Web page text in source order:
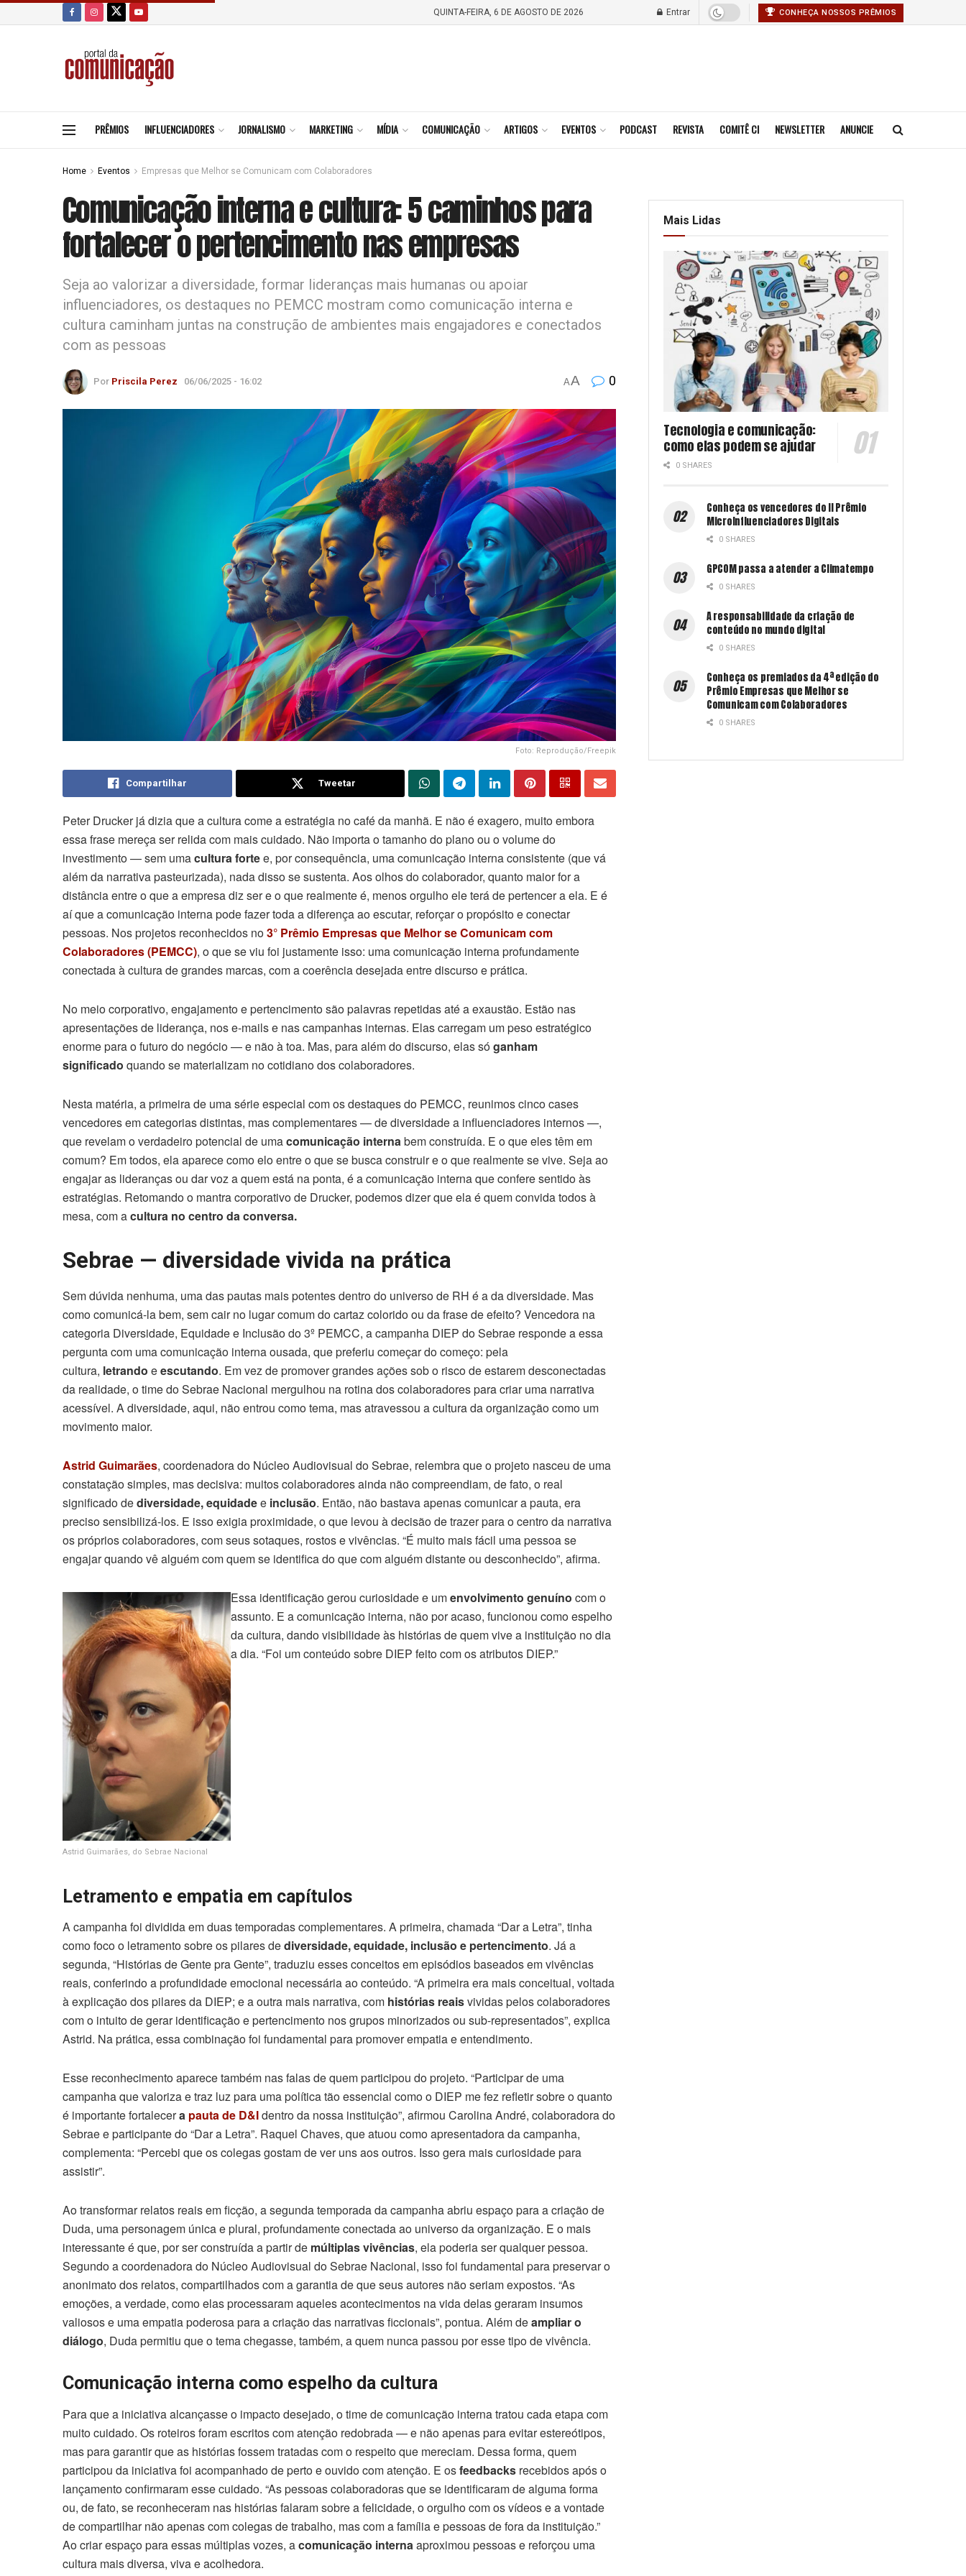
QUINTA-FEIRA, 6 DE AGOSTO DE 2026 Entrar CONHEÇA NOSSOS PRÊMIOS
PRÊMIOS INFLUENCIADORES JORNALISMO MARKETING MÍDIA COMUNICAÇÃO ARTIGOS EVENTOS PODCAST REVISTA COMITÊ CI NEWSLETTER ANUNCIE
Home Eventos Empresas que Melhor se Comunicam com Colaboradores
Comunicação interna e cultura: 5 caminhos para
fortalecer o pertencimento nas empresas
Seja ao valorizar a diversidade, formar lideranças mais humanas ou apoiar
influenciadores, os destaques no PEMCC mostram como comunicação interna e
cultura caminham juntas na construção de ambientes mais engajadores e conectados
com as pessoas
Por Priscila Perez 06/06/2025 - 16:02 AA 0
Foto: Reprodução/Freepik
Compartilhar Tweetar
Peter Drucker já dizia que a cultura come a estratégia no café da manhã. E não é exagero, muito embora
essa frase mereça ser relida com mais cuidado. Não importa o tamanho do plano ou o volume do
investimento — sem umacultura fortee, por consequência, uma comunicação interna consistente (que vá
além da narrativa pasteurizada), nada disso se sustenta. Aos olhos do colaborador, quanto maior for a
distância entre o que a empresa diz ser e o que realmente é, menos orgulho ele terá de pertencer a ela. E é
aí que a comunicação interna pode fazer toda a diferença ao escutar, reforçar o propósito e conectar
pessoas. Nos projetos reconhecidos no3° Prêmio Empresas que Melhor se Comunicam com
Colaboradores (PEMCC), o que se viu foi justamente isso: uma comunicação interna profundamente
conectada à cultura de grandes marcas, com a coerência desejada entre discurso e prática.
No meio corporativo, engajamento e pertencimento são palavras repetidas até a exaustão. Estão nas
apresentações de liderança, nos e-mails e nas campanhas internas. Elas carregam um peso estratégico
enorme para o futuro do negócio — e não à toa. Mas, para além do discurso, elas sóganham
significado quando se materializam no cotidiano dos colaboradores.
Nesta matéria, a primeira de uma série especial com os destaques do PEMCC, reunimos cinco cases
vencedores em categorias distintas, mas complementares — de diversidade a influenciadores internos —,
que revelam o verdadeiro potencial de umacomunicação internabem construída. E o que eles têm em
comum? Em todos, ela aparece como elo entre o que se busca construir e o que realmente se vive. Seja ao
engajar as lideranças ou dar voz a quem está na ponta, é a comunicação interna que confere sentido às
estratégias. Retomando o mantra corporativo de Drucker, podemos dizer que ela é quem convida todos à
mesa, com acultura no centro da conversa.
Sebrae — diversidade vivida na prática
Sem dúvida nenhuma, uma das pautas mais potentes dentro do universo de RH é a da diversidade. Mas
como comunicá-la bem, sem cair no lugar comum do cartaz colorido ou da frase de efeito? Vencedora na
categoria Diversidade, Equidade e Inclusão do 3º PEMCC, a campanha DIEP do Sebrae responde a essa
pergunta com uma comunicação interna ousada, que preferiu começar do começo: pela
cultura, letrando eescutando. Em vez de promover grandes ações sob o risco de estarem desconectadas
da realidade, o time do Sebrae Nacional mergulhou na rotina dos colaboradores para criar uma narrativa
acessível. A diversidade, aqui, não entrou como tema, mas atravessou a cultura da organização como um
movimento maior.
Astrid Guimarães, coordenadora do Núcleo Audiovisual do Sebrae, relembra que o projeto nasceu de uma
constatação simples, mas decisiva: muitos colaboradores ainda não compreendiam, de fato, o real
significado dediversidade, equidadee inclusão. Então, não bastava apenas comunicar a pauta, era
preciso sensibilizá-los. E isso exigia proximidade, o que levou à decisão de trazer para o centro da narrativa
os próprios colaboradores, com seus sotaques, rostos e vivências. “É muito mais fácil uma pessoa se
engajar quando vê alguém com quem se identifica do que com alguém distante ou desconhecido”, afirma.
Astrid Guimarães, do Sebrae Nacional
Essa identificação gerou curiosidade e umenvolvimento genuíno com o
assunto. E a comunicação interna, não por acaso, funcionou como espelho
da cultura, dando visibilidade às histórias de quem vive a instituição no dia
a dia. “Foi um conteúdo sobre DIEP feito com os atributos DIEP.”
Letramento e empatia em capítulos
A campanha foi dividida em duas temporadas complementares. A primeira, chamada “Dar a Letra”, tinha
como foco o letramento sobre os pilares dediversidade, equidade, inclusão e pertencimento. Já a
segunda, “Histórias de Gente pra Gente”, traduziu esses conceitos em episódios baseados em vivências
reais, conferindo a profundidade emocional necessária ao conteúdo. “A primeira era mais conceitual, voltada
à explicação dos pilares da DIEP; e a outra mais narrativa, com histórias reaisvividas pelos colaboradores
com o intuito de gerar identificação e pertencimento nos grupos minorizados ou sub-representados”, explica
Astrid. Na prática, essa combinação foi fundamental para promover empatia e entendimento.
Esse reconhecimento aparece também nas falas de quem participou do projeto. “Participar de uma
campanha que valoriza e traz luz para uma política tão essencial como o DIEP me fez refletir sobre o quanto
é importante fortalecera pauta de D&Identro da nossa instituição”, afirmou Carolina André, colaboradora do
Sebrae e participante do “Dar a Letra”. Raquel Chaves, que atuou como apresentadora da campanha,
complementa: “Percebi que os colegas gostam de ver uns aos outros. Isso gera mais curiosidade para
assistir”.
Ao transformar relatos reais em ficção, a segunda temporada da campanha abriu espaço para a criação de
Duda, uma personagem única e plural, profundamente conectada ao universo da organização. E o mais
interessante é que, por ser construída a partir de múltiplas vivências, ela poderia ser qualquer pessoa.
Segundo a coordenadora do Núcleo Audiovisual do Sebrae Nacional, isso foi fundamental para preservar o
anonimato dos relatos, compartilhados com a garantia de que seus autores não seriam expostos. “As
emoções, a verdade, como elas processaram aqueles acontecimentos na vida delas geraram insumos
valiosos e uma empatia poderosa para a criação das narrativas ficcionais”, pontua. Além deampliar o
diálogo, Duda permitiu que o tema chegasse, também, a quem nunca passou por esse tipo de vivência.
Comunicação interna como espelho da cultura
Para que a iniciativa alcançasse o impacto desejado, o time de comunicação interna tratou cada etapa com
muito cuidado. Os roteiros foram escritos com atenção redobrada — e não apenas para evitar estereótipos,
mas para garantir que as histórias fossem tratadas com o respeito que mereciam. Dessa forma, quem
participou da iniciativa foi acompanhado de perto e ouvido com atenção. E osfeedbacks recebidos após o
lançamento confirmaram esse cuidado. “As pessoas colaboradoras que se identificaram de alguma forma
ou, de fato, se reconheceram nas histórias falaram sobre a felicidade, o orgulho com os vídeos e a vontade
de compartilhar não apenas com colegas de trabalho, mas com a família e pessoas de fora da instituição.”
Ao criar espaço para essas múltiplas vozes, acomunicação internaaproximou pessoas e reforçou uma
cultura mais diversa, viva e acolhedora.
Mais Lidas
Tecnologia e comunicação:
como elas podem se ajudar
0 SHARES
Conheça os vencedores do II Prêmio
MicroInfluenciadores Digitais
0 SHARES
GPCOM passa a atender a Climatempo
0 SHARES
A responsabilidade da criação de
conteúdo no mundo digital
0 SHARES
Conheça os premiados da 4ª edição do
Prêmio Empresas que Melhor se
Comunicam com Colaboradores
0 SHARES